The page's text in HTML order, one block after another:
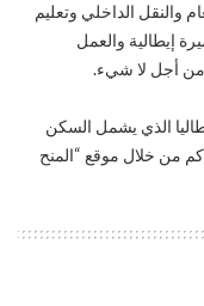
والنقل الداخلي وتعليم
إيطالية والعمل
من أجل لا شيء.
الذي يشمل السكن
من خلال موقع “المنح